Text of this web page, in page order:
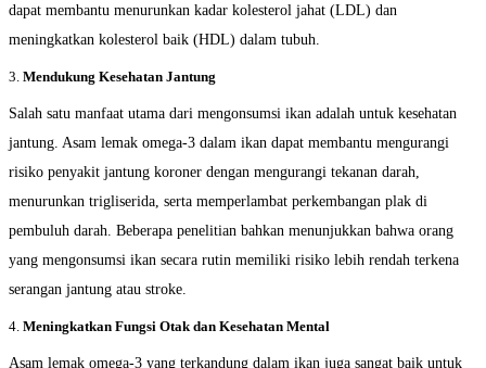
dapat membantu menurunkan kadar kolesterol jahat (LDL) dan
meningkatkan kolesterol baik (HDL) dalam tubuh.
3. Mendukung Kesehatan Jantung
Salah satu manfaat utama dari mengonsumsi ikan adalah untuk kesehatan
jantung. Asam lemak omega-3 dalam ikan dapat membantu mengurangi
risiko penyakit jantung koroner dengan mengurangi tekanan darah,
menurunkan trigliserida, serta memperlambat perkembangan plak di
pembuluh darah. Beberapa penelitian bahkan menunjukkan bahwa orang
yang mengonsumsi ikan secara rutin memiliki risiko lebih rendah terkena
serangan jantung atau stroke.
4. Meningkatkan Fungsi Otak dan Kesehatan Mental
Asam lemak omega-3 yang terkandung dalam ikan juga sangat baik untuk